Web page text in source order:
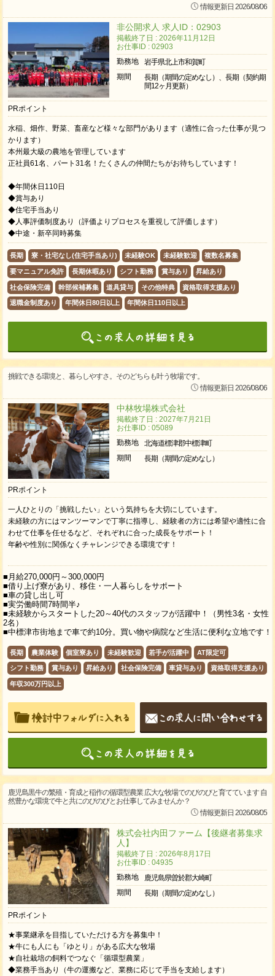
情報更新日 2026/08/06
非公開求人 求人ID：02903
掲載終了日 : 2026年11月12日
お仕事ID : 02903
勤務地
岩手県北上市和賀町
期間
長期（期間の定めなし）、長期（契約期
間12ヶ月更新）
PRポイント
水稲、畑作、野菜、畜産など様々な部門があります（適性に合った仕事が見つ
かります）
本州最大級の農地を管理しています
正社員61名、パート31名！たくさんの仲間たちがお待ちしています！
◆年間休日110日
◆賞与あり
◆住宅手当あり
◆人事評価制度あり（評価よりプロセスを重視して評価します）
◆中途・新卒同時募集
長期 寮・社宅なし(住宅手当あり) 未経験OK 未経験歓迎 複数名募集
要マニュアル免許 長期休暇あり シフト勤務 賞与あり 昇給あり
社会保険完備 幹部候補募集 道具貸与 その他特典 資格取得支援あり
退職金制度あり 年間休日80日以上 年間休日110日以上
挑戦できる環境と、暮らしやすさ。そのどちらも叶う牧場です。
情報更新日 2026/08/06
中林牧場株式会社
掲載終了日 : 2027年7月21日
お仕事ID : 05089
勤務地
北海道標津郡中標津町
期間
長期（期間の定めなし）
PRポイント
一人ひとりの「挑戦したい」という気持ちを大切にしています。
未経験の方にはマンツーマンで丁寧に指導し、経験者の方には希望や適性に合
わせて仕事を任せるなど、それぞれに合った成長をサポート！
年齢や性別に関係なくチャレンジできる環境です！
■月給270,000円～300,000円
■借り上げ寮があり、移住・一人暮らしをサポート
■車の貸し出し可
■実労働時間7時間半♪
■未経験からスタートした20～40代のスタッフが活躍中！（男性3名・女性
2名）
■中標津市街地まで車で約10分。買い物や病院など生活に便利な立地です！
長期 農業体験 個室寮あり 未経験歓迎 若手が活躍中 AT限定可
シフト勤務 賞与あり 昇給あり 社会保険完備 車貸与あり 資格取得支援あり
年収300万円以上
鹿児島黒牛の繁殖・育成と稲作の循環型農業 広大な牧場でのびのびと育てています 自
然豊かな環境で牛と共にのびのびとお仕事してみませんか？
情報更新日 2026/08/05
株式会社内田ファーム【後継者募集求
人】
掲載終了日 : 2026年8月17日
お仕事ID : 04935
勤務地
鹿児島県曽於郡大崎町
期間
長期（期間の定めなし）
PRポイント
★事業継承を目指していただける方を募集中！
★牛にも人にも「ゆとり」がある広大な牧場
★自社栽培の飼料でつなぐ「循環型農業」
◆業務手当あり（牛の運搬など、業務に応じて手当を支給します）